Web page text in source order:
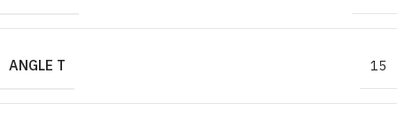
ANGLE T 15